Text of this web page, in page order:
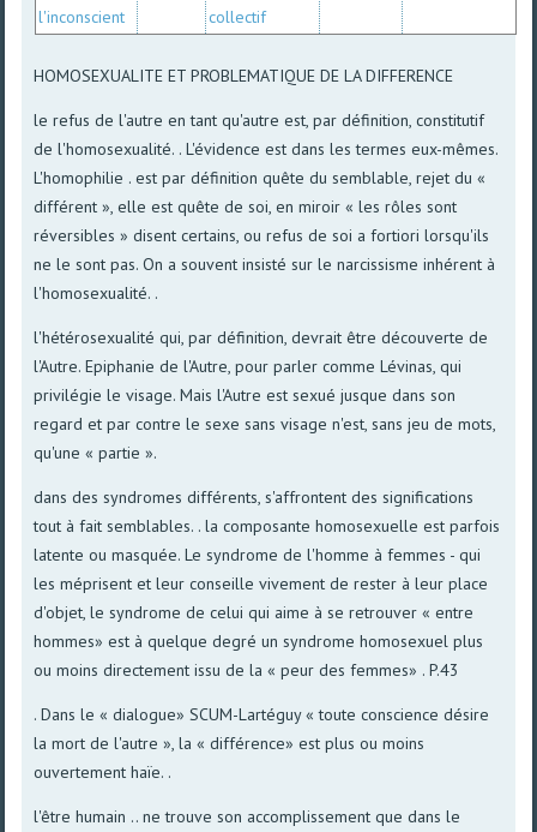
l'inconscient
collectif
HOMOSEXUALITE ET PROBLEMATIQUE DE LA DIFFERENCE
le refus de l'autre en tant qu'autre est, par définition, constitutif
de l'homosexualité. . L'évidence est dans les termes eux-mêmes.
L'homophilie . est par définition quête du semblable, rejet du «
différent », elle est quête de soi, en miroir « les rôles sont
réversibles » disent certains, ou refus de soi a fortiori lorsqu'ils
ne le sont pas. On a souvent insisté sur le narcissisme inhérent à
l'homosexualité. .
l'hétérosexualité qui, par définition, devrait être découverte de
l'Autre. Epiphanie de l'Autre, pour parler comme Lévinas, qui
privilégie le visage. Mais l'Autre est sexué jusque dans son
regard et par contre le sexe sans visage n'est, sans jeu de mots,
qu'une « partie ».
dans des syndromes différents, s'affrontent des significations
tout à fait semblables. . la composante homosexuelle est parfois
latente ou masquée. Le syndrome de l'homme à femmes - qui
les méprisent et leur conseille vivement de rester à leur place
d'objet, le syndrome de celui qui aime à se retrouver « entre
hommes» est à quelque degré un syndrome homosexuel plus
ou moins directement issu de la « peur des femmes» . P.43
. Dans le « dialogue» SCUM-Lartéguy « toute conscience désire
la mort de l'autre », la « différence» est plus ou moins
ouvertement haïe. .
l'être humain .. ne trouve son accomplissement que dans le